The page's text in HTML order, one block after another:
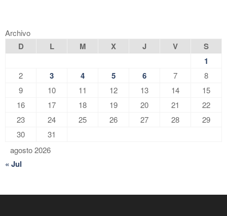
Archivo
agosto 2026
D L M X J V
S
1
2 3 4 5 6 7
8
9
10 11 12 13 14
15
16
17 18 19 20 21
22
23
24 25 26 27 28
29
30
31
« Jul